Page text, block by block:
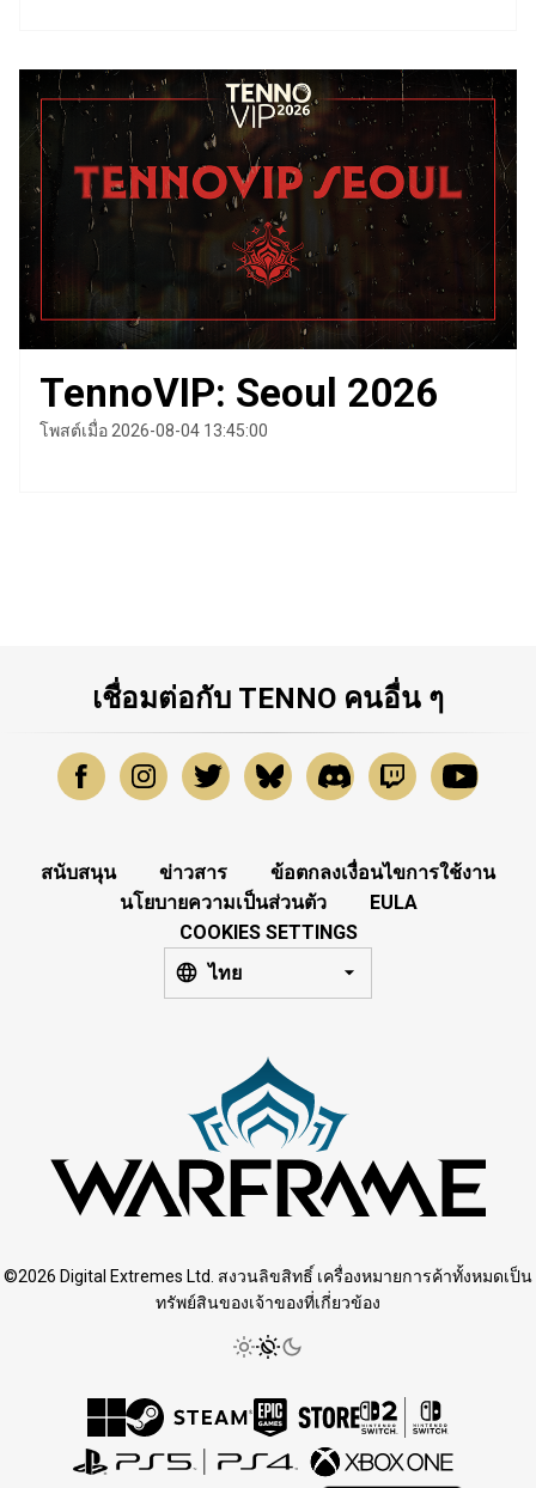
TennoVIP: Seoul 2026
โพสต์เมื่อ 2026-08-04 13:45:00
เชื่อมต่อกับ TENNO คนอื่น ๆ
สนับสนุน ข่าวสาร
ข้อตกลงเงื่อนไขการใช้งาน
นโยบายความเป็นส่วนตัว
EULA
COOKIES SETTINGS
ไทย
©2026 Digital Extremes Ltd. สงวนลิขสิทธิ์ เครื่องหมายการค้าทั้งหมดเป็น
ทรัพย์สินของเจ้าของที่เกี่ยวข้อง